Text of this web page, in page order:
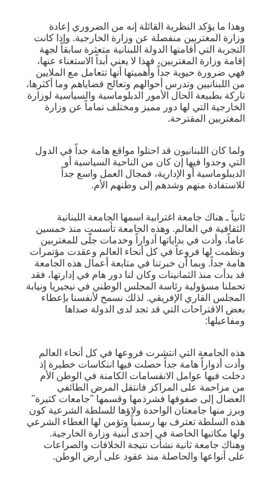
وهذا ما يؤكد النظرية القائلة إنه من الضروري إعادة
وزارة المغتربين منفصلة عن وزارة الخارجية. وإذا كانت
التجربة التي أقامتها الدولة اللبنانية متعثرة سابقاً لجهة
إقامة وزارة المغتربين، فهذا لا يعني أبداً الاستغناء عنها،
فهي ضرورة حيوية جداً وأهميتها أنها تتعامل مع الملايين
من اللبنانيين وتدرس أحوالهم وتعالج قضاياهم وما أكثرها،
تاركة بطبيعة الحال الأمور الدبلوماسية والسياسية لوزارة
الخارجية التي لها دور مميز ومختلف تماماً عن وزارة
المغتربين المقترحة.
ولما كان اللبنانيون قد احتلوا مواقع هامة جداً في الدول
التي وجدوا فيها إن كان من الناحية السياسية أو
الديبلوماسية أو الإدارية، فمجال العمل واسع جداً
للاستفادة منهم وشدهم إلى وطنهم الأم.
ثانياً ـ هناك جامعة اغترابية اسمها الجامعة اللبنانية
الثقافية في العالم. وهذه الجامعة تأسست منذ خمسين
عاماً، وأدت في بداياتها أدواراً وخدمات جلّى للمغتربين
ونظمت لها فروعاً في كل أنحاء العالم وعقدت مؤتمرات
هامة جداً. وبما أن خبرتنا في متابعة أعمال هذه الجامعة
قد بدأت منذ الثمانينات وكان لنا دور هام في إدارتها، فقد
تحملنا مسؤولية رئاسة المجلس الوطني في نيجيريا ونيابة
المجلس القاري الإفريقي. لذلك نسمح لأنفسنا بإعطاء
بعض الاقتراحات التي قد تجد لدى الدولة صداها
ومفاعيلها:
هذه الجامعة التي انتشرت فروعها في كل أنحاء العالم
وأدت أدواراً هامة جداً حصلت فيها انتكاسات خطيرة إذ
دخلت فيها عوامل الانقسامات الكامنة في الوطن الأم
من مزاحمة على المراكز فانتقل المرض الطائفي
العضال إلى صفوفها فشرذمها وقسمها "جامعات كثيرة"
وبرز منها جامعتان الواحدة ولاؤها للسلطة الشرعية كون
هذه السلطة تعترف بها رسمياً وتؤمن لها الغطاء الشرعي
ولها مكاتبها الخاصة في إحدى أبنية وزارة الخارجية.
وهناك جامعة ثانية نشأت نتيجة الخلافات والصراعات
على أنواعها والحاصلة منذ عقود على أرض الوطن.